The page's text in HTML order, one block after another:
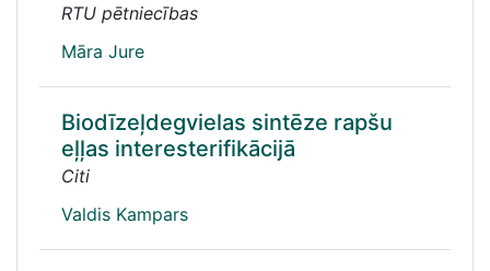
RTU pētniecības
Māra Jure
Biodīzeļdegvielas sintēze rapšu
eļļas interesterifikācijā
Citi
Valdis Kampars